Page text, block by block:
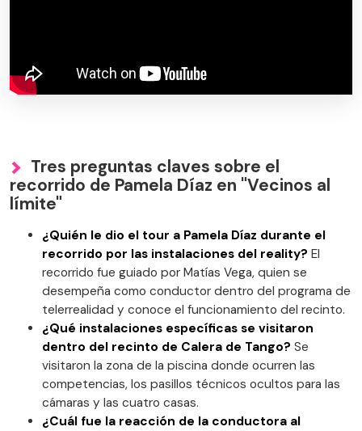
Tres preguntas claves sobre el
recorrido de Pamela Díaz en "Vecinos al
límite"
¿Quién le dio el tour a Pamela Díaz durante el
recorrido por las instalaciones del reality? El
recorrido fue guiado por Matías Vega, quien se
desempeña como conductor dentro del programa de
telerrealidad y conoce el funcionamiento del recinto.
¿Qué instalaciones específicas se visitaron
dentro del recinto de Calera de Tango? Se
visitaron la zona de la piscina donde ocurren las
competencias, los pasillos técnicos ocultos para las
cámaras y las cuatro casas.
¿Cuál fue la reacción de la conductora al